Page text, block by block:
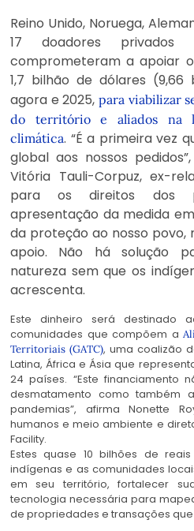
Reino Unido, Noruega,
17 doadores privados
comprometeram a apoiar
1,7 bilhão de dólares
agora e 2025, para viabilizar
do território e aliados na
climática. “É a primeira vez
global aos nossos
Vitória Tauli-Corpuz, ex-
para osdireitos dos
apresentação da medida
da proteção ao nosso povo,
apoio. Não há solução
natureza sem que os
acrescenta.
Este dinheiro será destinado
comunidades que compõem a
Territoriais (GATC), uma coalizão
Latina, África e Ásia que
24 países. “Este financiamento
desmatamento como também
pandemias”, afirma Nonette
humanos e meio ambiente e
Facility.
Estes quase 10 bilhões de
indígenas e as comunidades
em seu território, fortalecer
tecnologia necessária para
de propriedades e transações